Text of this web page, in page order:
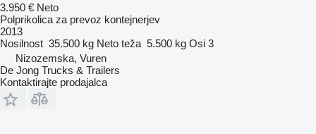
3.950 € Neto
Polprikolica za prevoz kontejnerjev
2013
Nosilnost 35.500 kg Neto teža 5.500 kg Osi 3
Nizozemska, Vuren
De Jong Trucks & Trailers
Kontaktirajte prodajalca